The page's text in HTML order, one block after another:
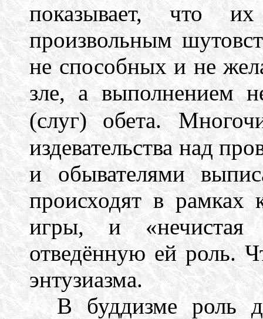
показывает, что
произвольным
не способных и не
зле, а выполнением
(слуг) обета.
издевательства над
и обывателями
происходят в рамках
игры, и «нечистая
отведённую ей роль.
энтузиазма.
В буддизме роль